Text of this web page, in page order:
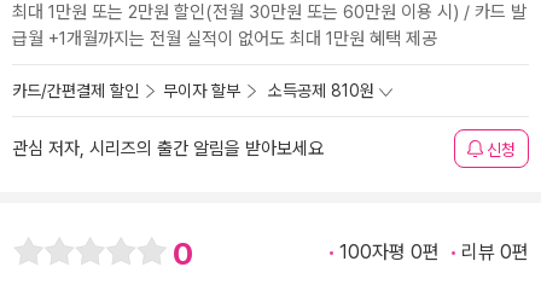
최대 1만원 또는 2만원 할인(전월 30만원 또는 60만원 이용 시) / 카드 발
급월 +1개월까지는 전월 실적이 없어도 최대 1만원 혜택 제공
카드/간편결제 할인 무이자 할부 소득공제 810원
관심 저자, 시리즈의 출간 알림을 받아보세요 신청
0 100자평 0편 리뷰 0편